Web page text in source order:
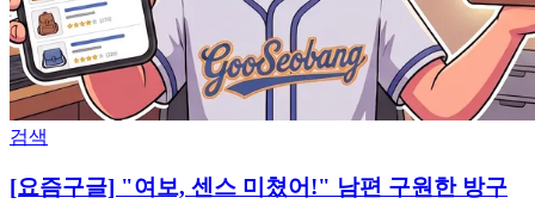
검색
[요즘구글] "여보, 센스 미쳤어!" 남편 구원한 방구